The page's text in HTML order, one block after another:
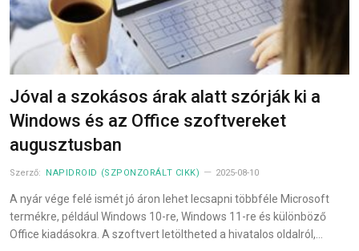
Jóval a szokásos árak alatt szórják ki a
Windows és az Office szoftvereket
augusztusban
Szerző: NAPIDROID (SZPONZORÁLT CIKK) 2025-08-10
A nyár vége felé ismét jó áron lehet lecsapni többféle Microsoft
termékre, például Windows 10-re, Windows 11-re és különböző
Office kiadásokra. A szoftvert letöltheted a hivatalos oldalról,…